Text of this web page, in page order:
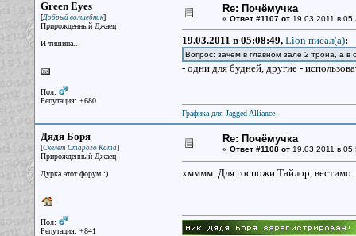
Green Eyes
[Добрый волшебник]
Прирожденный Джаец
И тишина...
Пол:
Репутация: +680
Re: Почёмучка
« Ответ #1107 от19.03.2011 в
19.03.2011 в 05:08:49, Lion писал(a):
Вопрос: зачем в главном зале 2 трона, а в
- одни для будней, другие -
Графика для Jagged Alliance
Дядя Боря
[Скелет Старого Кота]
Прирожденный Джаец
Дурка этот форум :)
Пол:
Репутация: +841
Re: Почёмучка
« Ответ #1108 от19.03.2011 в
хмммм. Для госпожи Тайлор, вестимо.